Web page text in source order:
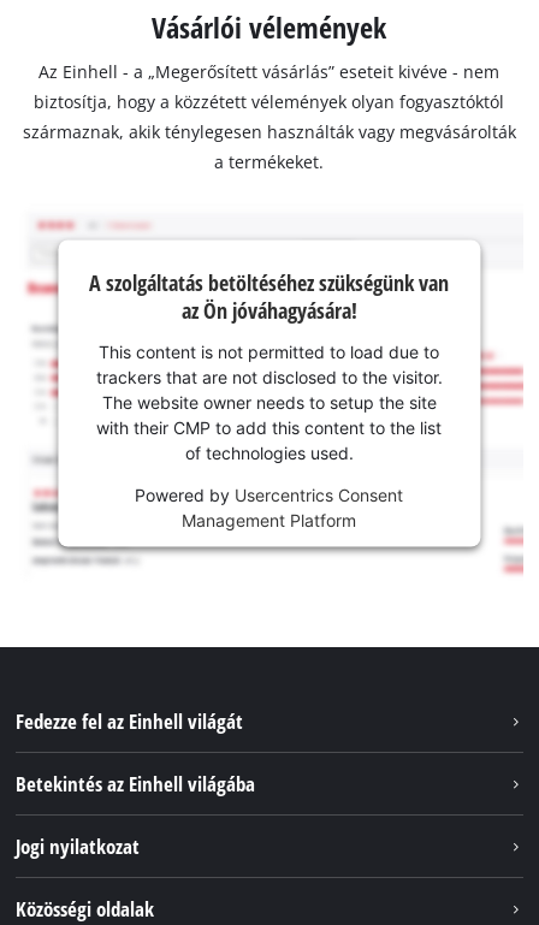
Vásárlói vélemények
Az Einhell - a „Megerősített vásárlás” eseteit kivéve - nem
biztosítja, hogy a közzétett vélemények olyan fogyasztóktól
származnak, akik ténylegesen használták vagy megvásárolták
a termékeket.
A szolgáltatás betöltéséhez szükségünk van
az Ön jóváhagyására!
This content is not permitted to load due to
trackers that are not disclosed to the visitor.
The website owner needs to setup the site
with their CMP to add this content to the list
of technologies used.
Powered by Usercentrics Consent
Management Platform
Fedezze fel az Einhell világát
Betekintés az Einhell világába
Az Einhell világszerte
Jogi nyilatkozat
Közösségi oldalak